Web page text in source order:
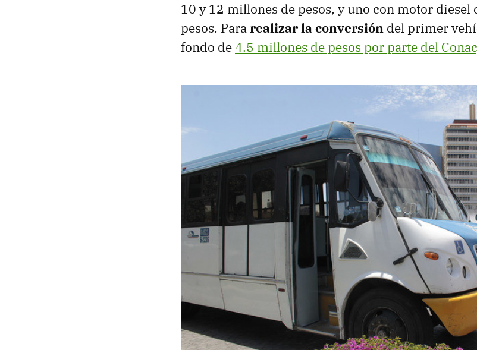
10 y 12 millones de pesos, y uno con motor
pesos. Pararealizar la conversión del primer
fondo de4.5 millones de pesos por parte del